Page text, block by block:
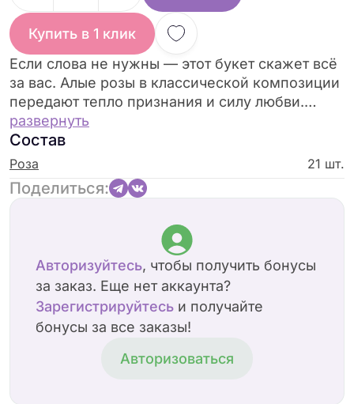
Купить в 1 клик
Если слова не нужны — этот букет скажет всё
за вас. Алые розы в классической композиции
передают тепло признания и силу любви.
Стильно и со вкусом.
развернуть
Состав
Роза 21 шт.
Поделиться:
Авторизуйтесь, чтобы получить бонусы
за заказ. Еще нет аккаунта?
Зарегистрируйтесь и получайте
бонусы за все заказы!
Авторизоваться